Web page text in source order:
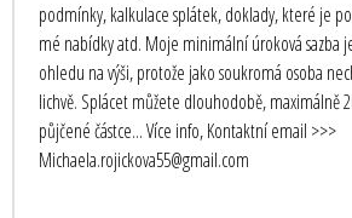
podmínky, kalkulace splátek, doklady, které je
mé nabídky atd. Moje minimální úroková sazba
ohledu na výši, protože jako soukromá osoba
lichvě. Splácet můžete dlouhodobě, maximálně
půjčené částce... Více info, Kontaktní email >>>
Michaela.rojickova55@gmail.com